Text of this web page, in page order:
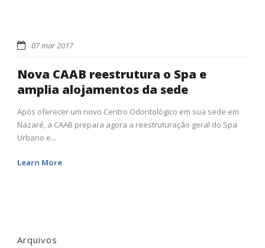
07 mar 2017
Nova CAAB reestrutura o Spa e
amplia alojamentos da sede
Após oferecer um novo Centro Odontológico em sua sede em
Nazaré, a CAAB prepara agora a reestruturação geral do Spa
Urbano e...
Learn More
Arquivos